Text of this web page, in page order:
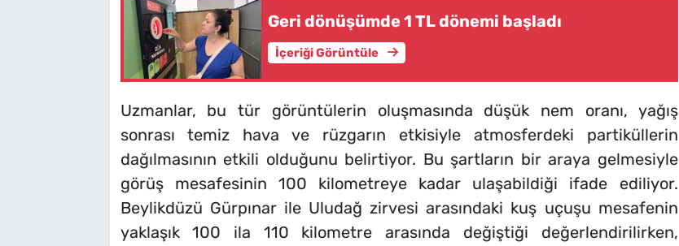
Geri dönüşümde 1 TL dönemi başladı
İçeriği Görüntüle
Uzmanlar, bu tür görüntülerin oluşmasında düşük nem oranı, yağış
sonrası temiz hava ve rüzgarın etkisiyle atmosferdeki partiküllerin
dağılmasının etkili olduğunu belirtiyor. Bu şartların bir araya gelmesiyle
görüş mesafesinin 100 kilometreye kadar ulaşabildiği ifade ediliyor.
Beylikdüzü Gürpınar ile Uludağ zirvesi arasındaki kuş uçuşu mesafenin
yaklaşık 100 ila 110 kilometre arasında değiştiği değerlendirilirken,